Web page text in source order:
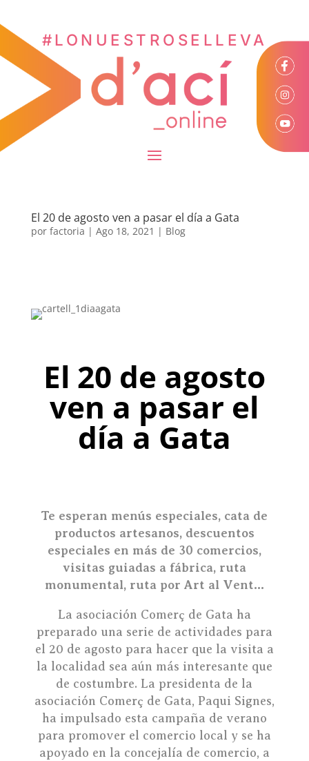
#LONUESTROSELLEVA
El 20 de agosto ven a pasar el día a Gata
por factoria | Ago 18, 2021 | Blog
El 20 de agosto
ven a pasar el
día a Gata
Te esperan menús especiales, cata de
productos artesanos, descuentos
especiales en más de 30 comercios,
visitas guiadas a fábrica, ruta
monumental, ruta por Art al Vent…
La asociación Comerç de Gata ha
preparado una serie de actividades para
el 20 de agosto para hacer que la visita a
la localidad sea aún más interesante que
de costumbre. La presidenta de la
asociación Comerç de Gata, Paqui Signes,
ha impulsado esta campaña de verano
para promover el comercio local y se ha
apoyado en la concejalía de comercio, a